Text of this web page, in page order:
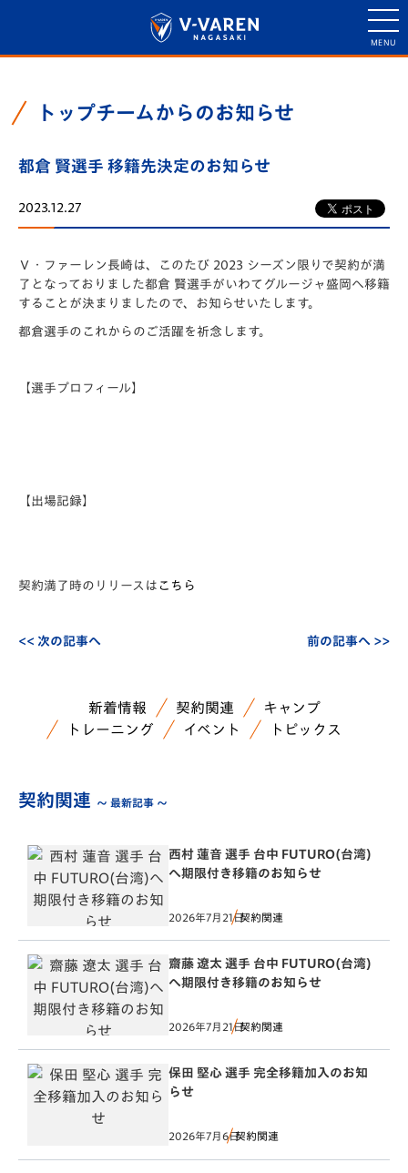
トップチームからのお知らせ
都倉 賢選手 移籍先決定のお知らせ
2023.12.27
Ｖ・ファーレン長崎は、このたび 2023 シーズン限りで契約が満
了となっておりました都倉 賢選手がいわてグルージャ盛岡へ移籍
することが決まりましたので、お知らせいたします。
都倉選手のこれからのご活躍を祈念します。
【選手プロフィール】
【出場記録】
契約満了時のリリースは こちら
<< 次の記事へ 前の記事へ >>
新着情報 契約関連
キャンプ
トレーニング
イベント トピックス
契約関連 ～ 最新記事 ～
西村 蓮音 選手 台中 FUTURO(台湾)
へ期限付き移籍のお知らせ
2026年7月21日契約関連
齋藤 遼太 選手 台中 FUTURO(台湾)
へ期限付き移籍のお知らせ
2026年7月21日契約関連
保田 堅心 選手 完全移籍加入のお知
らせ
2026年7月6日契約関連